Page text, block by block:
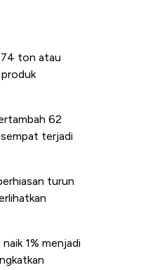
ton atau
62
terjadi
turun
1% menjadi